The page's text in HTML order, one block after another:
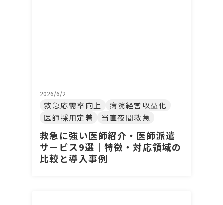
2026/6/2
救急応需率向上
病院経営収益化
医師採用定着
当直夜間救急
救急に強い医師紹介・医師派遣
サービス9選｜特徴・対応領域の
比較と導入事例